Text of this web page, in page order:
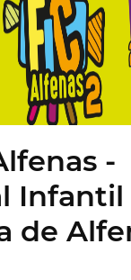
-
Infantil
de